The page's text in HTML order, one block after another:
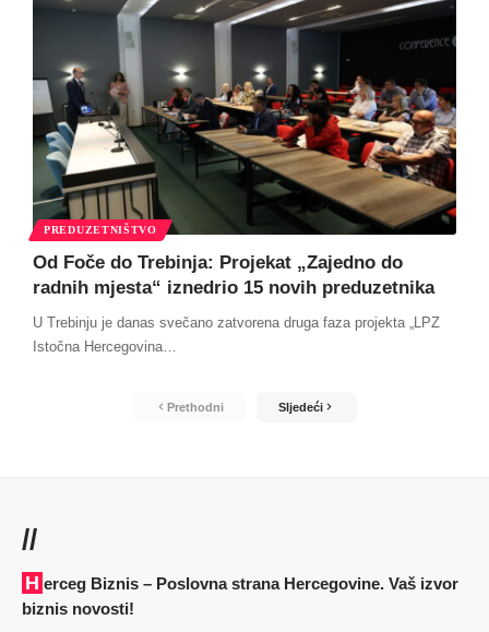
PREDUZETNIŠTVO
Od Foče do Trebinja: Projekat „Zajedno do
radnih mjesta“ iznedrio 15 novih preduzetnika
U Trebinju je danas svečano zatvorena druga faza projekta „LPZ
Istočna Hercegovina…
Prethodni Sljedeći
//
Herceg Biznis – Poslovna strana Hercegovine. Vaš izvor
biznis novosti!